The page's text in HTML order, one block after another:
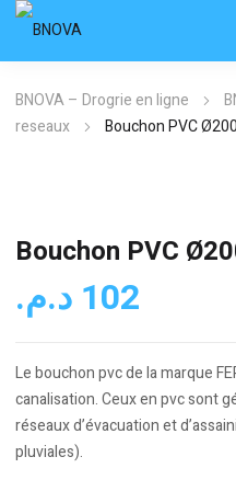
BNOVA – Drogrie en ligne
reseaux
Bouchon PVC
Bouchon PVC
102 د.م.
Le bouchon pvc de la marque
canalisation. Ceux en pvc sont
réseaux d’évacuation et
pluviales).